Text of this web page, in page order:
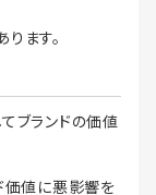
ます。
ブランドの価値
価値に悪影響を